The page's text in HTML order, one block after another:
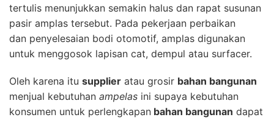
tertulis menunjukkan semakin halus dan rapat susunan
pasir amplas tersebut. Pada pekerjaan perbaikan
dan penyelesaian bodi otomotif, amplas digunakan
untuk menggosok lapisan cat, dempul atau surfacer.
Oleh karena itu supplier atau grosir bahan bangunan
menjual kebutuhan ampelas ini supaya kebutuhan
konsumen untuk perlengkapan bahan bangunan dapat